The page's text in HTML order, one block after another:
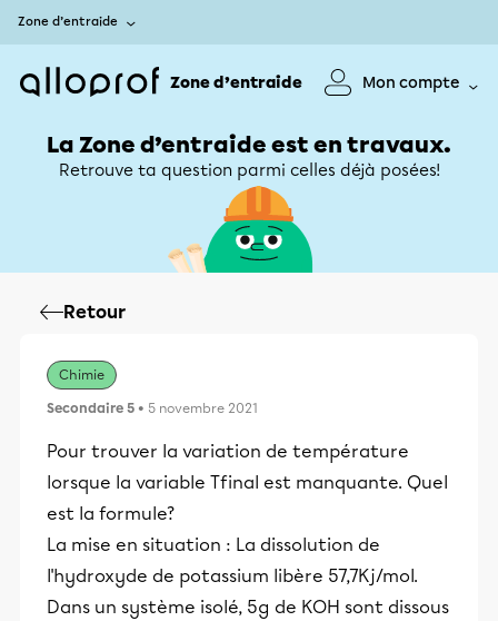
Zone d’entraide
Zone d’entraide Mon compte
La Zone d’entraide est en travaux.
Retrouve ta question parmi celles déjà posées!
Retour
Chimie
Secondaire 5 • 5 novembre 2021
Pour trouver la variation de température
lorsque la variable Tfinal est manquante. Quel
est la formule?
La mise en situation : La dissolution de
l'hydroxyde de potassium libère 57,7Kj/mol.
Dans un système isolé, 5g de KOH sont dissous